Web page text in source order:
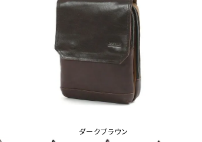
ダークブラウン